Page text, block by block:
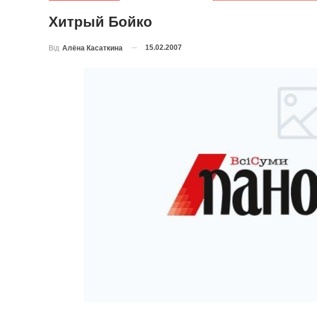
Хитрый Бойко
Від Алёна Касаткина 15.02.2007